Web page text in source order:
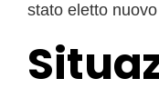
stato eletto